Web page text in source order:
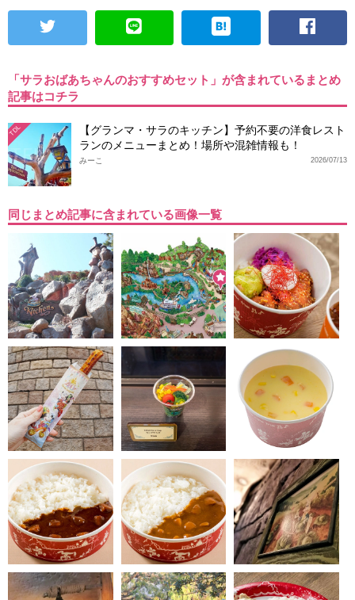
「サラおばあちゃんのおすすめセット」が含まれているまとめ
記事はコチラ
TDL
【グランマ・サラのキッチン】予約不要の洋食レスト
ランのメニューまとめ！場所や混雑情報も！
2026/07/13
みーこ
同じまとめ記事に含まれている画像一覧